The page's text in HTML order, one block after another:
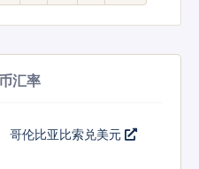
汇率
哥伦比亚比索兑美元